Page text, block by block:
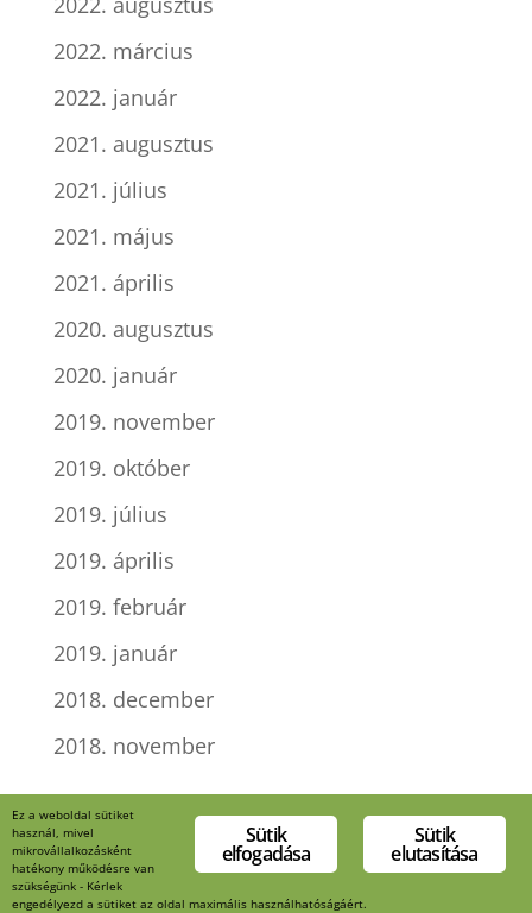
2022. március
2022. január
2021. augusztus
2021. július
2021. május
2021. április
2020. augusztus
2020. január
2019. november
2019. október
2019. július
2019. április
2019. február
2019. január
2018. december
2018. november
Kategóriák
Uncategorized
Sütik
elutasítása
Sütik
elfogadása
Ez a weboldal sütiket
használ, mivel
mikrovállalkozásként
hatékony működésre van
szükségünk - Kérlek
engedélyezd a sütiket az oldal maximális használhatóságáért.